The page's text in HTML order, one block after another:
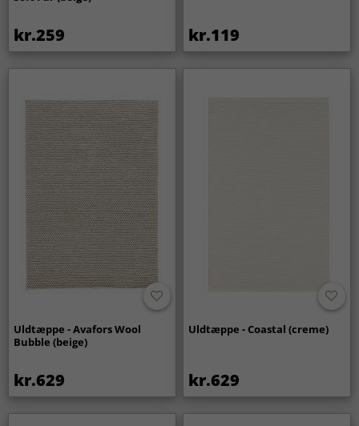
kr.259 kr.119
Uldtæppe - Avafors Wool
Bubble (beige)
kr.629
Uldtæppe - Coastal (creme)
kr.629